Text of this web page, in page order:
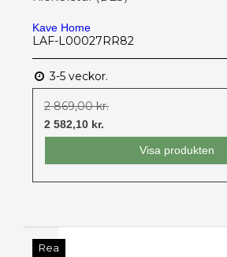
Kave Home
LAF-L00027RR82
3-5 veckor.
2 869,00 kr.
2 582,10 kr.
Visa produkten
Rea